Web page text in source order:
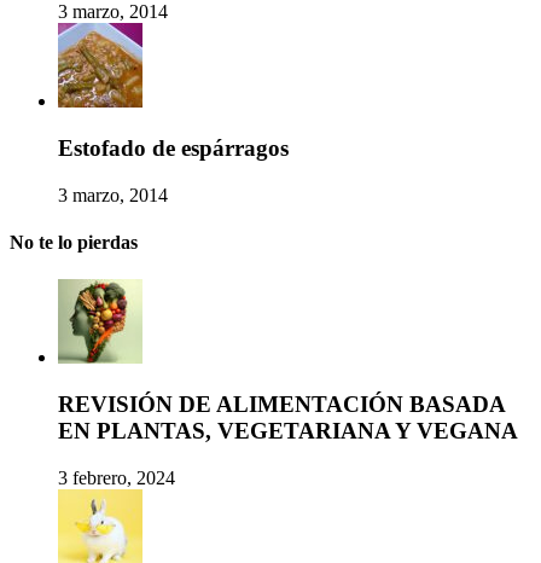
3 marzo, 2014
Estofado de espárragos
3 marzo, 2014
No te lo pierdas
REVISIÓN DE ALIMENTACIÓN BASADA
EN PLANTAS, VEGETARIANA Y VEGANA
3 febrero, 2024